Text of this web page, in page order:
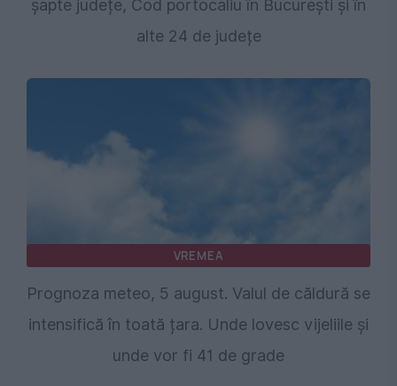
șapte județe, Cod portocaliu în București și în
alte 24 de județe
VREMEA
Prognoza meteo, 5 august. Valul de căldură se
intensifică în toată țara. Unde lovesc vijeliile și
unde vor fi 41 de grade